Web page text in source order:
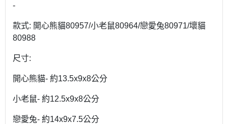
-
款式: 開心熊貓80957/小老鼠80964/戀愛兔80971/壞貓
80988
尺寸:
開心熊貓- 約13.5x9x8公分
小老鼠- 約12.5x9x8公分
戀愛兔- 約14x9x7.5公分